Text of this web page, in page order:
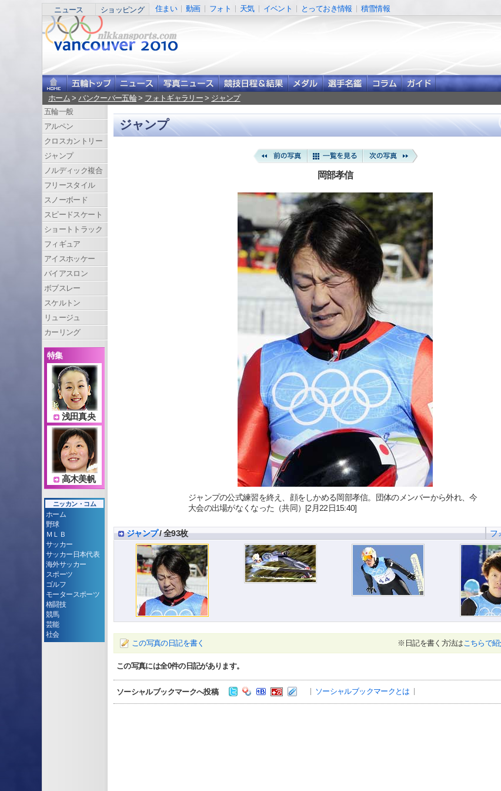
ニュース ショッピング 住まい 動画 フォト 天気 イベント とっておき情報 積雪情報
ホーム >バンクーバー五輪> フォトギャラリー > ジャンプ
ジャンプ
岡部孝信
ジャンプの公式練習を終え、顔をしかめる岡部孝信。団体のメンバーから外れ、今
大会の出場がなくなった（共同）[2月22日15:40]
ジャンプ/ 全93枚 フ
この写真の日記を書く ※日記を書く方法は こちらで紹
この写真には全0件の日記があります。
ソーシャルブックマークへ投稿 ソーシャルブックマークとは
五輪一般
アルペン
クロスカントリー
ジャンプ
ノルディック複合
フリースタイル
スノーボード
スピードスケート
ショートトラック
フィギュア
アイスホッケー
バイアスロン
ボブスレー
スケルトン
リュージュ
カーリング
特集
浅田真央
高木美帆
ニッカン・コム
ホーム
野球
ＭＬＢ
サッカー
サッカー日本代表
海外サッカー
スポーツ
ゴルフ
モータースポーツ
格闘技
競馬
芸能
社会